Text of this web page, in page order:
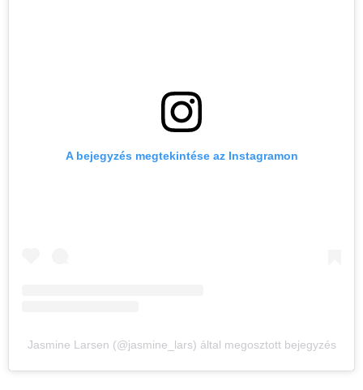
A bejegyzés megtekintése az Instagramon
Jasmine Larsen (@jasmine_lars) által megosztott bejegyzés